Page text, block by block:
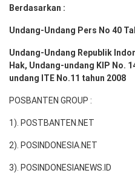
Berdasarkan :
Undang-Undang Pers No 40
Undang-Undang Republik
Hak, Undang-undang KIP No.
undang ITE No.11 tahun 2008
POSBANTEN GROUP :
1). POSTBANTEN.NET
2). POSINDONESIA.NET
3). POSINDONESIANEWS.ID